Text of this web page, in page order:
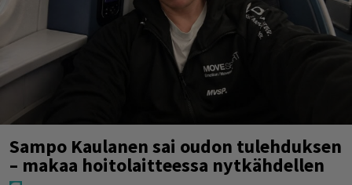
Sampo Kaulanen sai oudon tulehduksen
– makaa hoitolaitteessa nytkähdellen